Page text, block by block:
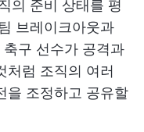
의 준비 상태를 평
브레이크아웃과
구 선수가 공격과
처럼 조직의 여러
을 조정하고 공유할